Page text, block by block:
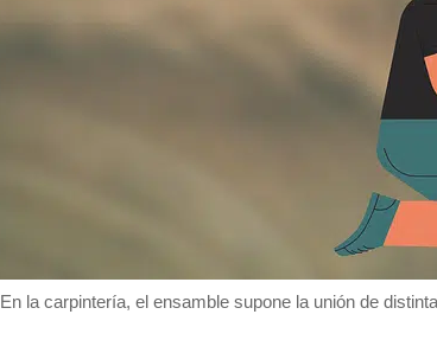
En la carpintería, el ensamble supone la unión de